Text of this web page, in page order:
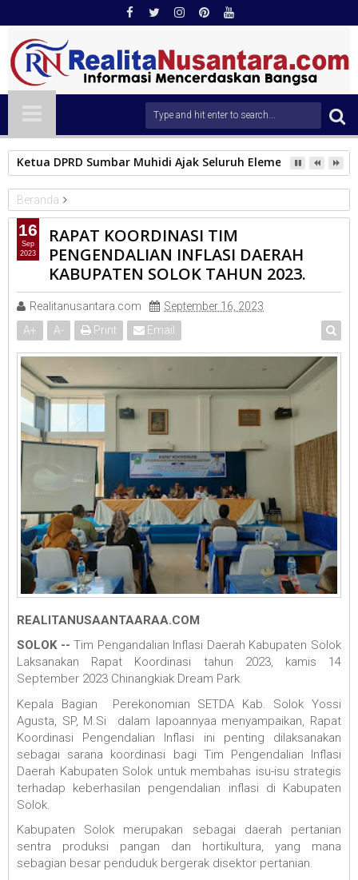
Ketua DPRD Sumbar Muhidi Ajak Seluruh Elemen
Beranda
KAB.SOLOK
RAPAT KOORDINASI TIM PENGENDALIAN INFLASI DAERAH
KABUPATEN SOLOK TAHUN 2023.
RAPAT KOORDINASI TIM
PENGENDALIAN INFLASI DAERAH
KABUPATEN SOLOK TAHUN 2023.
Realitanusantara.com
September 16, 2023
A+ A- Print Email
REALITANUSAANTAARAA.COM
SOLOK --Tim Pengandalian Inflasi Daerah Kabupaten Solok
Laksanakan Rapat Koordinasi tahun 2023, kamis 14
September 2023 Chinangkiak Dream Park.
Kepala Bagian Perekonomian SETDA Kab. Solok Yossi
Agusta, SP, M.Si dalam lapoannyaa menyampaikan, Rapat
Koordinasi Pengendalian Inflasi ini penting dilaksanakan
sebagai sarana koordinasi bagi Tim Pengendalian Inflasi
Daerah Kabupaten Solok untuk membahas isu-isu strategis
terhadap keberhasilan pengendalian inflasi di Kabupaten
Solok.
Kabupaten Solok merupakan sebagai daerah pertanian
sentra produksi pangan dan hortikultura, yang mana
sebagian besar penduduk bergerak disektor pertanian.
16
Sep
2023